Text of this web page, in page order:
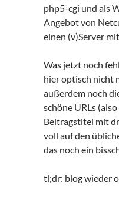
php5-cgi und als
Angebot von
einen (v)Server
Was jetzt noch
hier optisch nicht
außerdem noch
schöne URLs
Beitragstitel mit
voll auf den
das noch ein
tl;dr: blog wieder